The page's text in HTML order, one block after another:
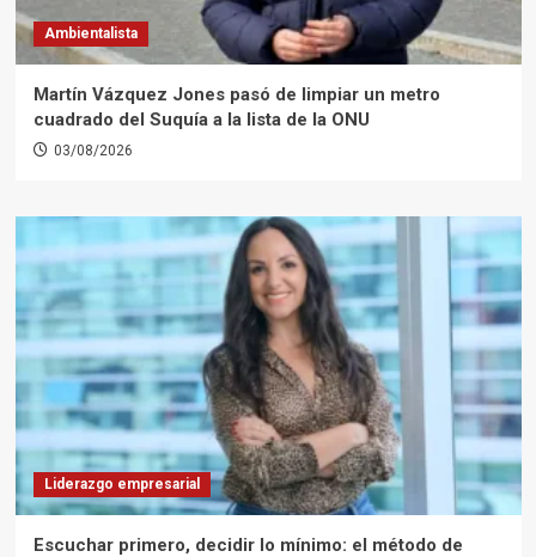
Ambientalista
Martín Vázquez Jones pasó de limpiar un metro
cuadrado del Suquía a la lista de la ONU
03/08/2026
Liderazgo empresarial
Escuchar primero, decidir lo mínimo: el método de